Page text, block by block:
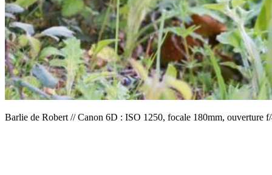
Barlie de Robert // Canon 6D : ISO 1250, focale 180mm, ouverture